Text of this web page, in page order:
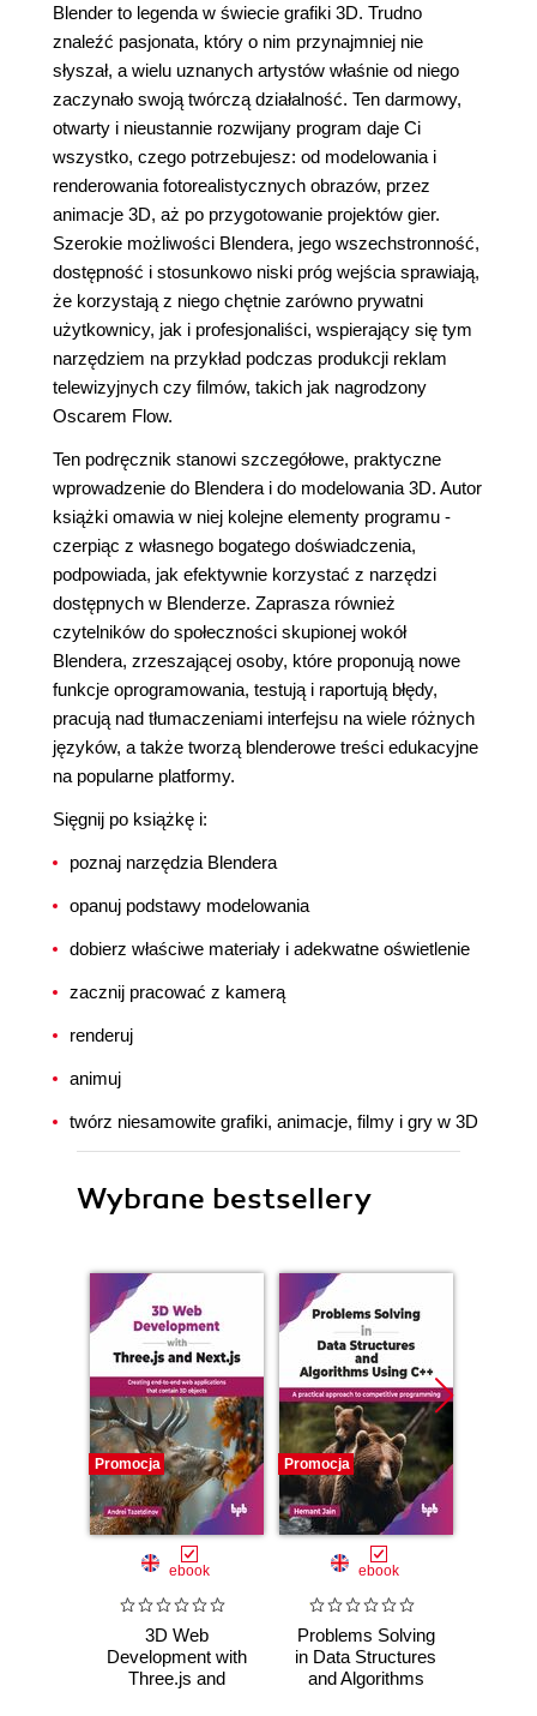
Blender to legenda w świecie grafiki 3D. Trudno
znaleźć pasjonata, który o nim przynajmniej nie
słyszał, a wielu uznanych artystów właśnie od niego
zaczynało swoją twórczą działalność. Ten darmowy,
otwarty i nieustannie rozwijany program daje Ci
wszystko, czego potrzebujesz: od modelowania i
renderowania fotorealistycznych obrazów, przez
animacje 3D, aż po przygotowanie projektów gier.
Szerokie możliwości Blendera, jego wszechstronność,
dostępność i stosunkowo niski próg wejścia sprawiają,
że korzystają z niego chętnie zarówno prywatni
użytkownicy, jak i profesjonaliści, wspierający się tym
narzędziem na przykład podczas produkcji reklam
telewizyjnych czy filmów, takich jak nagrodzony
Oscarem Flow.
Ten podręcznik stanowi szczegółowe, praktyczne
wprowadzenie do Blendera i do modelowania 3D. Autor
książki omawia w niej kolejne elementy programu -
czerpiąc z własnego bogatego doświadczenia,
podpowiada, jak efektywnie korzystać z narzędzi
dostępnych w Blenderze. Zaprasza również
czytelników do społeczności skupionej wokół
Blendera, zrzeszającej osoby, które proponują nowe
funkcje oprogramowania, testują i raportują błędy,
pracują nad tłumaczeniami interfejsu na wiele różnych
języków, a także tworzą blenderowe treści edukacyjne
na popularne platformy.
Sięgnij po książkę i:
poznaj narzędzia Blendera
opanuj podstawy modelowania
dobierz właściwe materiały i adekwatne oświetlenie
zacznij pracować z kamerą
renderuj
animuj
twórz niesamowite grafiki, animacje, filmy i gry w 3D
Wybrane bestsellery
Promocja
ebook
3D Web
Development with
Three.js and
Promocja
ebook
Problems Solving
in Data Structures
and Algorithms